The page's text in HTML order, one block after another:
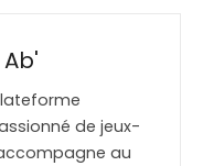
de jeux-
au